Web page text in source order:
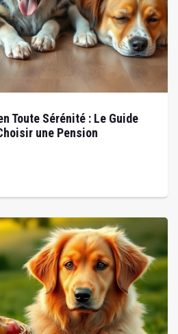
Toute Sérénité : Le Guide
une Pension